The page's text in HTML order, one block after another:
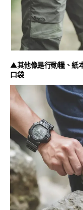
▲其他像是行動糧、紙
口袋